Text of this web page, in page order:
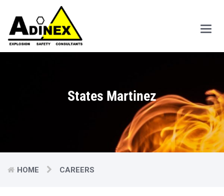
Main
States Martinez
HOME CAREERS